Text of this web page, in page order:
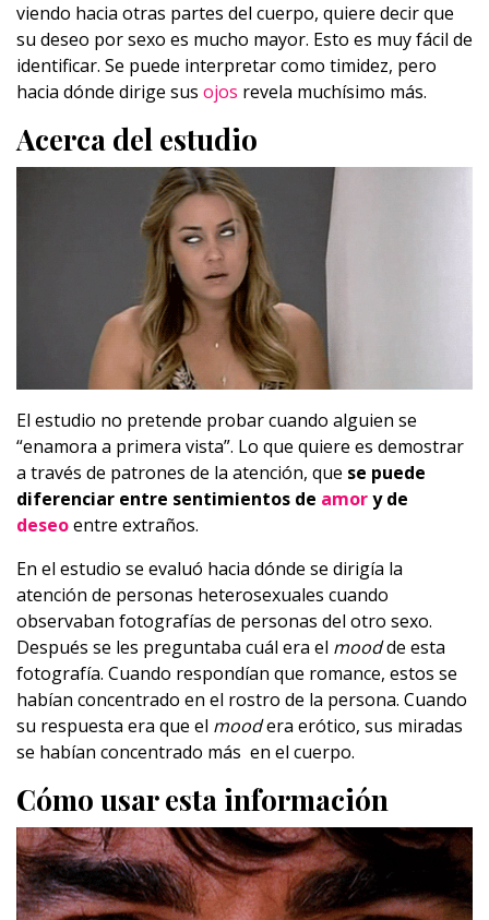
viendo hacia otras partes del cuerpo, quiere decir que
su deseo por sexo es mucho mayor. Esto es muy fácil de
identificar. Se puede interpretar como timidez, pero
hacia dónde dirige sus ojos revela muchísimo más.
Acerca del estudio
El estudio no pretende probar cuando alguien se
“enamora a primera vista”. Lo que quiere es demostrar
a través de patrones de la atención, que se puede
diferenciar entre sentimientos de amory de
deseoentre extraños.
En el estudio se evaluó hacia dónde se dirigía la
atención de personas heterosexuales cuando
observaban fotografías de personas del otro sexo.
Después se les preguntaba cuál era el moodde esta
fotografía. Cuando respondían que romance, estos se
habían concentrado en el rostro de la persona. Cuando
su respuesta era que el moodera erótico, sus miradas
se habían concentrado más en el cuerpo.
Cómo usar esta información